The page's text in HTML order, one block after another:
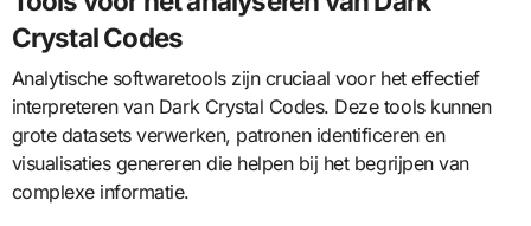
Crystal Codes
Analytische softwaretools zijn cruciaal voor het effectief
interpreteren van Dark Crystal Codes. Deze tools kunnen
grote datasets verwerken, patronen identificeren en
visualisaties genereren die helpen bij het begrijpen van
complexe informatie.